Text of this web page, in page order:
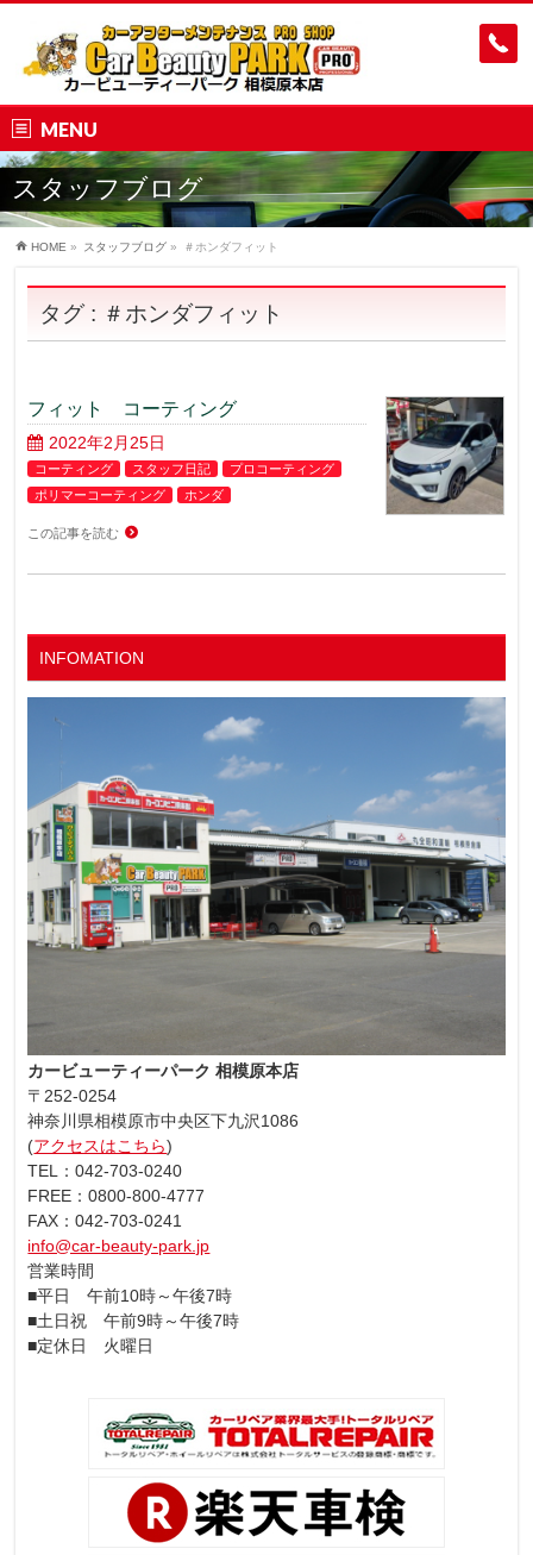
MENU
スタッフブログ
HOME » スタッフブログ » ＃ホンダフィット
タグ : ＃ホンダフィット
フィット コーティング
2022年2月25日
コーティング スタッフ日記
プロコーティング
ポリマーコーティング
ホンダ
この記事を読む
INFOMATION
カービューティーパーク 相模原本店
〒252-0254
神奈川県相模原市中央区下九沢1086
(アクセスはこちら)
TEL：042-703-0240
FREE：0800-800-4777
FAX：042-703-0241
info@car-beauty-park.jp
営業時間
■平日 午前10時～午後7時
■土日祝 午前9時～午後7時
■定休日 火曜日